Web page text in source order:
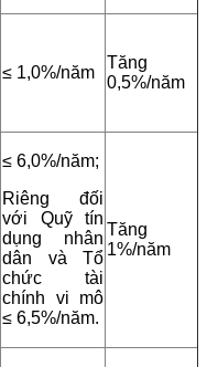
≤ 1,0%/năm
Tăng
0,5%/năm
≤ 6,0%/năm;
Riêng đối
với Quỹ tín
dụng nhân
dân và Tổ
chức tài
chính vi mô
≤ 6,5%/năm.
Tăng
1%/năm